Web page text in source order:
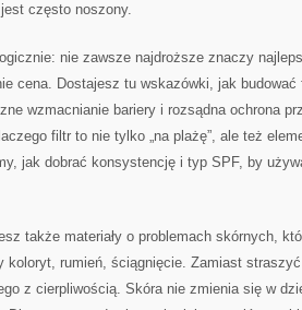
często noszony.
nie zawsze najdroższe znaczy
cena. Dostajesz tu wskazówki, jak
wzmacnianie bariery i rozsądna ochrona
filtr to nie tylko „na plażę”, ale też
jak dobrać konsystencję i typ SPF, by
także materiały o problemach skórnych,
koloryt, rumień, ściągnięcie. Zamiast
z cierpliwością. Skóra nie zmienia się w